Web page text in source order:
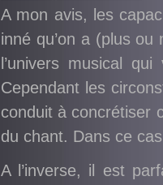
A mon avis, les
inné qu’on a (plus ou
l’univers musical
Cependant les
conduit à concrétiser
du chant. Dans ce
A l’inverse, il est